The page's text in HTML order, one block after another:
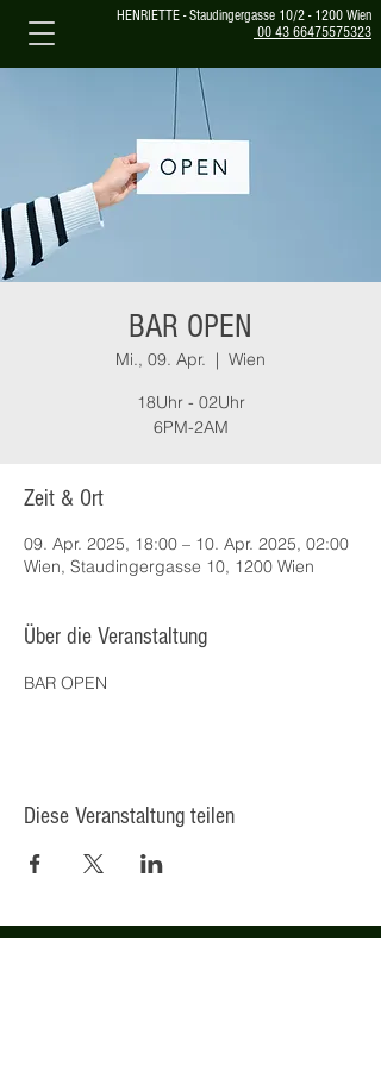
HENRIETTE - Staudingergasse 10/2 - 1200 Wien
00 43 66475575323
BAR OPEN
Mi., 09. Apr.
  |
Wien
18Uhr - 02Uhr
6PM-2AM
Zeit & Ort
09. Apr. 2025, 18:00 – 10. Apr. 2025, 02:00
Wien, Staudingergasse 10, 1200 Wien
Über die Veranstaltung
BAR OPEN
Diese Veranstaltung teilen